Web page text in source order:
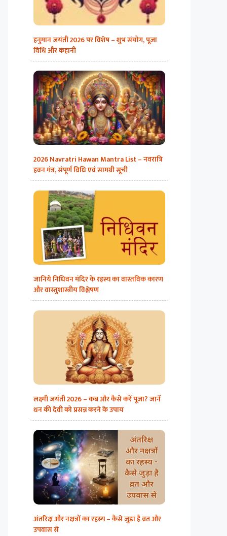
हनुमान जयंती 2026 पर विशेष – शुभ संयोग, पूजा
विधि और कहानी
2026 Navratri Hawan Mantra List – नवरात्रि
हवन मंत्र, संपूर्ण विधि एवं सामग्री सूची
जानिये निधिवन मंदिर के रहस्य का वास्तविक कारण
और वास्तुशास्त्रीय विश्लेषण
लक्ष्मी जयंती 2026 – कब और कैसे करें पूजा? जानें
धन की देवी को प्रसन्न करने के उपाय
अंतरिक्ष और नक्षत्रों का रहस्य – कैसे जुड़ा है व्रत और
उपवास से